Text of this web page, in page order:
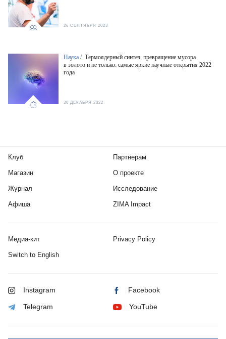
26 СЕНТЯБРЯ 2023
Наука / Термоядерный синтез, превращение мусора
в золото и не только: самые яркие научные открытия 2022
года
30 ДЕКАБРЯ 2022
Клуб
Магазин
Журнал
Афиша
Партнерам
О проекте
Исследование
ZIMA Impact
Медиа-кит Privacy Policy
Switch to English
Instagram Facebook
Telegram YouTube